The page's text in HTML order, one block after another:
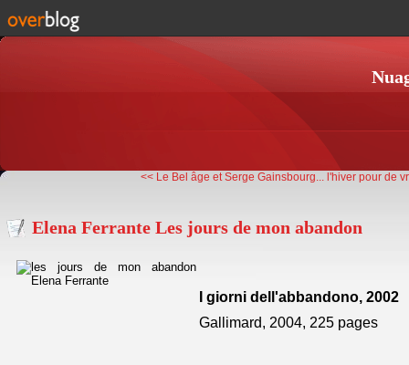
<< Le Bel âge et Serge Gainsbourg... l'hiver pour de
Elena Ferrante Les jours de mon abandon
I giorni dell'abbandono, 2002
Gallimard, 2004, 225 pages